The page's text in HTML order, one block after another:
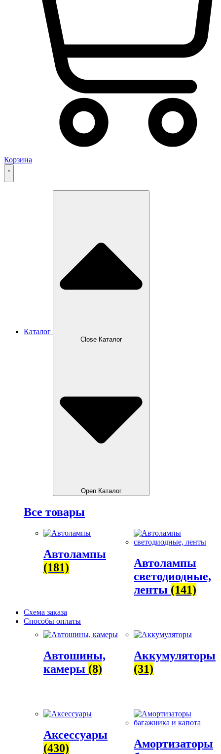
Корзина
Каталог
Close Каталог
Open Каталог
Все товары
Автолампы
(181)
Автолампы
светодиодные,
ленты (141)
Автошины,
камеры (8)
Аккумуляторы
(31)
Аксессуары
(430)
Амортизаторы
Схема заказа
Способы оплаты